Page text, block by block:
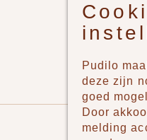
Pudilo
deze zijn
goed
Door
melding